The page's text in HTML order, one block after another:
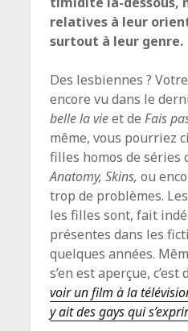
relatives à leur
surtout à leur genre.
Des lesbiennes ?
encore vu dans le
belle la vieet deFais
même, vous pourriez
filles homos de séries
Anatomy, Skins, ou
trop de problèmes.
les filles sont, fait
présentes dans les
quelques années.
s’en est aperçue, c’est
voir un film à la
y ait des gays qui